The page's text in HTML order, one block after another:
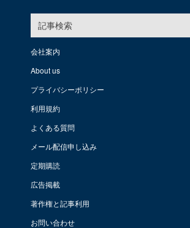
記事検索
会社案内
About us
プライバシーポリシー
利用規約
よくある質問
メール配信申し込み
定期購読
広告掲載
著作権と記事利用
お問い合わせ